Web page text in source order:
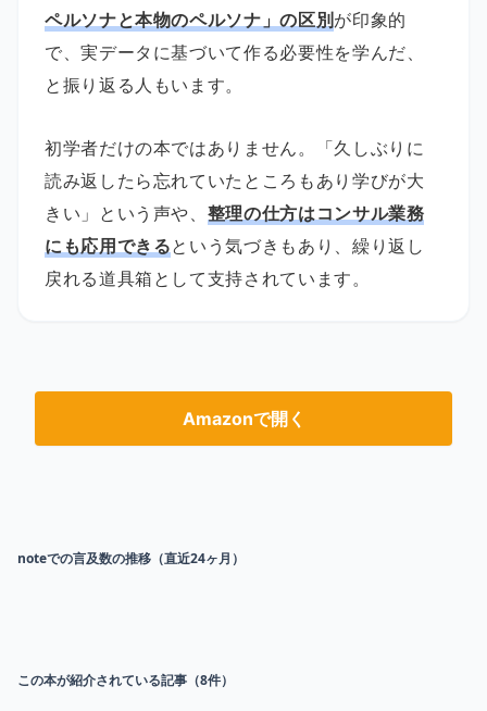
ペルソナと本物のペルソナ」の区別が印象的
で、実データに基づいて作る必要性を学んだ、
と振り返る人もいます。
初学者だけの本ではありません。「久しぶりに
読み返したら忘れていたところもあり学びが大
きい」という声や、 整理の仕方はコンサル業務
にも応用できるという気づきもあり、繰り返し
戻れる道具箱として支持されています。
Amazonで開く
noteでの言及数の推移（直近24ヶ月）
この本が紹介されている記事（8件）